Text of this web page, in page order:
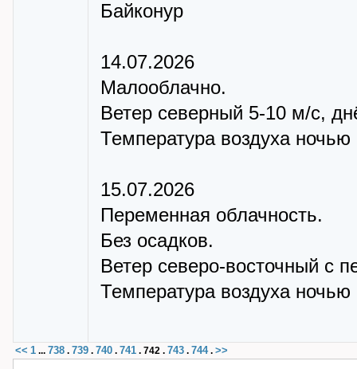
Байконур
14.07.2026
Малооблачно.
Ветер северный 5-10 м/с,
Температура воздуха
15.07.2026
Переменная облачность.
Без осадков.
Ветер северо-восточный с
Температура воздуха
<< 1 ... 738 . 739 . 740 . 741 . 742 . 743 . 744. >>